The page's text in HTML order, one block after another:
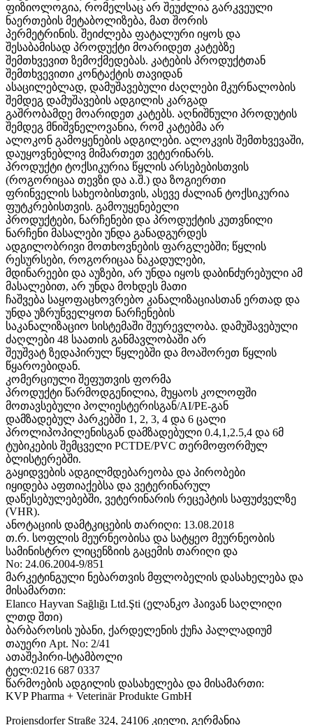
ფიზიოლოგია, რომელსაც არ შეუძლია გარკვეული
ნაერთების მეტაბოლიზება, მათ შორის
პერმეტრინის. შეიძლება ფატალური იყოს და
შესაბამისად პროდუქტი მოარიდეთ კატებზე
შემთხვევით ზემოქმედებას. კატების პროდუქტთან
შემთხვევითი კონტაქტის თავიდან
ასაცილებლად, დამუშავებული ძაღლები მკურნალობის
შემდეგ დამუშავების ადგილის კარგად
გაშრობამდე მოარიდეთ კატებს. აღნიშნული პროდუტის
შემდეგ მნიშვნელოვანია, რომ კატებმა არ
ალოკონ გამოყენების ადგილები. ალოკვის შემთხვევაში,
დაუყოვნებლივ მიმართეთ ვეტერინარს.
პროდუქტი ტოქსიკურია წყლის არსებებისთვის
(როგორიცაა თევზი და ა.შ.) და ზოგიერთი
ფრინველის სახეობისთვის, ასევე ძალიან ტოქსიკურია
ფუტკრებისთვის. გამოუყენებელი
პროდუქტები, ნარჩენები და პროდუქტის კუთვნილი
ნარჩენი მასალები უნდა განადგურდეს
ადგილობრივი მოთხოვნების ფარგლებში; წყლის
რესურსები, როგორიცაა ნაკადულები,
მდინარეები და აუზები, არ უნდა იყოს დაბინძურებული ამ
მასალებით, არ უნდა მოხდეს მათი
ჩაშვება საყოფაცხოვრებო კანალიზაციასთან ერთად და
უნდა უზრუნველყოთ ნარჩენების
საკანალიზაციო სისტემაში შეურევლობა. დამუშავებული
ძაღლები 48 საათის განმავლობაში არ
შეუშვატ ზედაპირულ წყლებში და მოაშორეთ წყლის
წყაროებიდან.
კომერციული შეფუთვის ფორმა
პროდუქტი წარმოდგენილია, მუყაოს კოლოფში
მოთავსებული პოლიესტერისგან/AI/PE-გან
დამზადებულ პარკებში 1, 2, 3, 4 და 6 ცალი
პროლიპოპილენისგან დამზადებული 0.4,1,2.5,4 და 6მ
ტუბიკების შემცველი PCTDE/PVC თერმოფორმულ
ბლისტერებში.
გაყიდვების ადგილმდებარეობა და პირობები
იყიდება აფთიაქებსა და ვეტერინარულ
დაწესებულებებში, ვეტერინარის რეცეპტის საფუძველზე
(VHR).
ანოტაციის დამტკიცების თარიღი: 13.08.2018
თ.რ. სოფლის მეურნეობისა და სატყეო მეურნეობის
სამინისტრო ლიცენზიის გაცემის თარიღი და
No: 24.06.2004-9/851
მარკეტინგული ნებართვის მფლობელის დასახელება და
მისამართი:
Elanco Hayvan Sağlığı Ltd.Şti (ელანკო ჰაივან საღლიღი
ლთდ შთი)
ბარბაროსის უბანი, ქარდელენის ქუჩა პალლადიუმ
თაუერი Apt. No: 2/41
ათაშეჰირი-სტამბოლი
ტელ:0216 687 0337
წარმოების ადგილის დასახელება და მისამართი:
KVP Pharma + Veterinär Produkte GmbH
Projensdorfer Straße 324, 24106 კიელი, გერმანია